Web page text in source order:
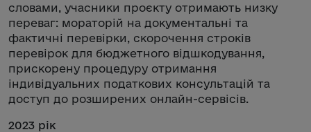
словами, учасники проєкту отримають низку
переваг: мораторій на документальні та
фактичні перевірки, скорочення строків
перевірок для бюджетного відшкодування,
прискорену процедуру отримання
індивідуальних податкових консультацій та
доступ до розширених онлайн-сервісів.
2023 рік